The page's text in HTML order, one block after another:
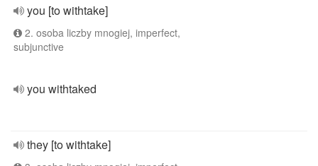
you [to withtake]
2. osoba liczby mnogiej, imperfect,
subjunctive
you withtaked
they [to withtake]